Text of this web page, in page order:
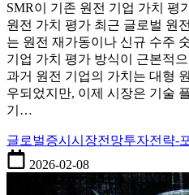
원
전
기
업
가
치
평
가
를
완
SMR이 기존 원전 기업 가치 평
원전 가치 평가 최근 글로벌 원
는 원전 재가동이나 신규 수주
기업 가치 평가 방식이 근본적
과거 원전 기업의 가치는 대형
우되었지만, 이제 시장은 기술
기…
글로벌증시 시장전망투자전략-
2026-02-08